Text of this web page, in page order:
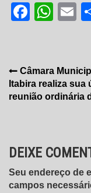
Navegação
de
Câmara
Itabira realiza sua
reunião ordinária
DEIXE
Seu endereço de
campos